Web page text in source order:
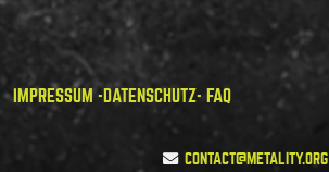
IMPRESSUM -DATENSCHUTZ- FAQ
CONTACT@METALITY.ORG